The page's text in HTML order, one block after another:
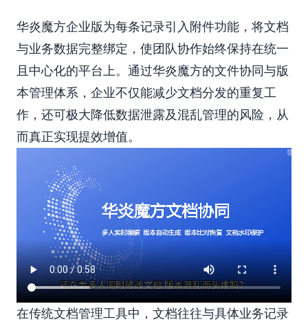
华炎魔方企业版为每条记录引入附件功能，将文档
与业务数据完整绑定，使团队协作始终保持在统一
且中心化的平台上。通过华炎魔方的文件协同与版
本管理体系，企业不仅能减少文档分发的重复工
作，还可极大降低数据泄露及混乱管理的风险，从
而真正实现提效增值。
在传统文档管理工具中，文档往往与具体业务记录